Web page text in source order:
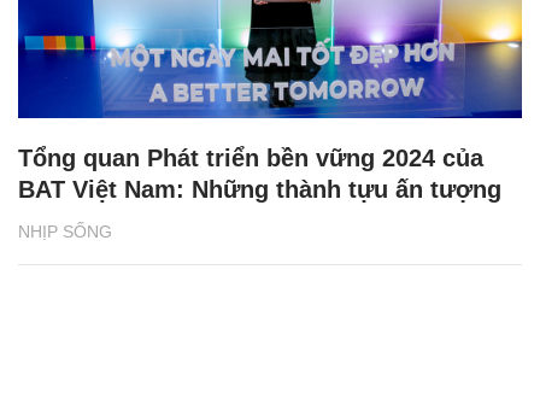
NHỊP SỐNG
Tổng quan Phát triển bền vững 2024 của
BAT Việt Nam: Những thành tựu ấn tượng